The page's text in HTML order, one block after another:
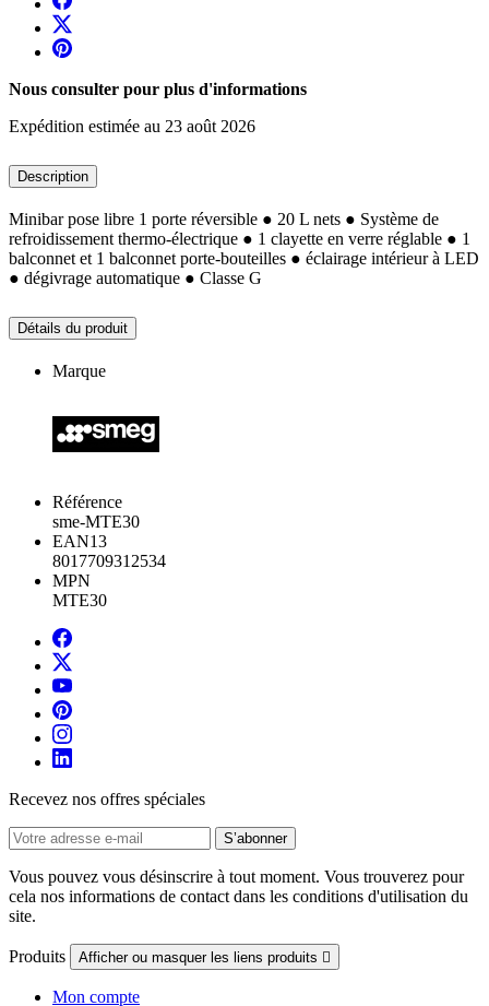
Nous consulter pour plus d'informations
Expédition estimée au 23 août 2026
Description
Minibar pose libre 1 porte réversible ● 20 L nets ● Système de
refroidissement thermo-électrique ● 1 clayette en verre réglable ● 1
balconnet et 1 balconnet porte-bouteilles ● éclairage intérieur à LED
● dégivrage automatique ● Classe G
Détails du produit
Marque
Référence
sme-MTE30
EAN13
8017709312534
MPN
MTE30
Recevez nos offres spéciales
Vous pouvez vous désinscrire à tout moment. Vous trouverez pour
cela nos informations de contact dans les conditions d'utilisation du
site.
Produits Afficher ou masquer les liens produits 
Mon compte